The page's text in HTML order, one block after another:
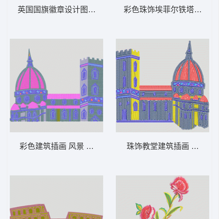
英国国旗徽章设计图 旗 米字旗 多色珠片
彩色建筑插画 风景 多色珠片 建筑 古堡
彩色珠饰埃菲尔铁塔图案
珠饰教堂建筑插画 风景 多